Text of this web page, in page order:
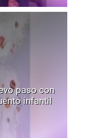
paso con
infantil